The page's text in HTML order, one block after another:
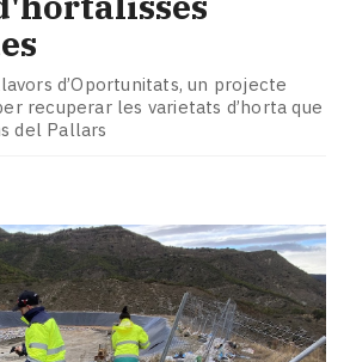
d’Oportunitats, un projecte
recuperar les varietats d’horta que
del Pallars